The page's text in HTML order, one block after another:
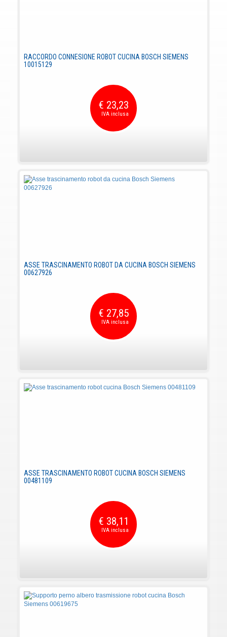
RACCORDO CONNESIONE ROBOT CUCINA BOSCH SIEMENS
10015129
€ 23,23
ASSE TRASCINAMENTO ROBOT DA CUCINA BOSCH SIEMENS
00627926
€ 27,85
ASSE TRASCINAMENTO ROBOT CUCINA BOSCH SIEMENS
00481109
€ 38,11